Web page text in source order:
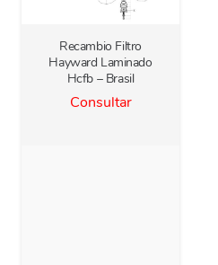
Recambio Filtro
Hayward Laminado
Hcfb – Brasil
Consultar